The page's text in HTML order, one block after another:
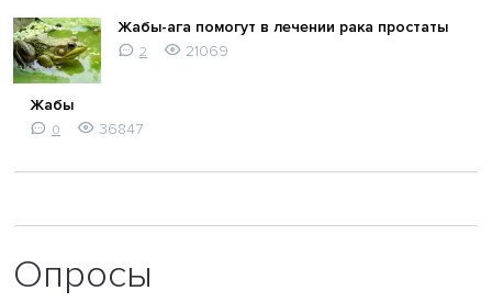
Жабы-ага помогут в лечении рака простаты
2 21069
Жабы
0 36847
Опросы